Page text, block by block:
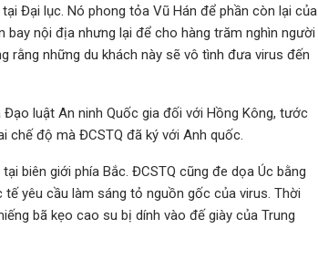
Đại lục. Nó phong tỏa Vũ Hán để phần còn lại của
bay nội địa nhưng lại để cho hàng trăm nghìn người
rằng những du khách này sẽ vô tình đưa virus đến
luật An ninh Quốc gia đối với Hồng Kông, tước
chế độ mà ĐCSTQ đã ký với Anh quốc.
biên giới phía Bắc. ĐCSTQ cũng đe dọa Úc bằng
yêu cầu làm sáng tỏ nguồn gốc của virus. Thời
bã kẹo cao su bị dính vào đế giày của Trung